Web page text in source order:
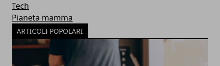
Tech
Pianeta mamma
ARTICOLI POPOLARI